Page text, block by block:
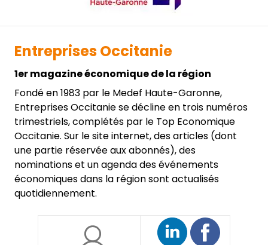
Entreprises Occitanie
1er magazine économique de la région
Fondé en 1983 par le Medef Haute-Garonne,
Entreprises Occitanie se décline en trois numéros
trimestriels, complétés par le Top Economique
Occitanie. Sur le site internet, des articles (dont
une partie réservée aux abonnés), des
nominations et un agenda des événements
économiques dans la région sont actualisés
quotidiennement.